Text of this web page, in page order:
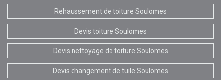
Rehaussement de toiture Soulomes
Devis toiture Soulomes
Devis nettoyage de toiture Soulomes
Devis changement de tuile Soulomes